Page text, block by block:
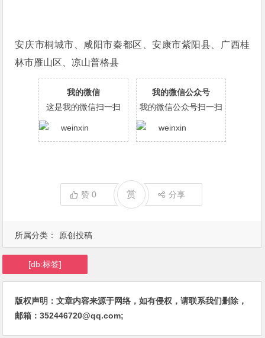
所属分类： 原创投稿
安庆市桐城市、咸阳市秦都区、安康市紫阳县、广西桂
林市雁山区、凉山普格县
我的微信
这是我的微信扫一扫
我的微信公众号
我的微信公众号扫一扫
赞0 赏 分享
[db:标签]
版权声明：文章内容来源于网络，如有侵权，请联系我们删除，
邮箱：352446720@qq.com;